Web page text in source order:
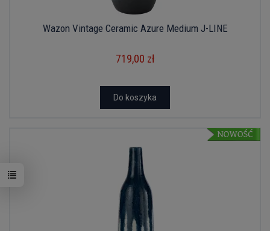
Wazon Vintage Ceramic Azure Medium J-LINE
719,00 zł
Do koszyka